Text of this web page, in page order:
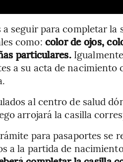
a seguir para completar
como: color de ojos,
particulares.
a su acta de
al centro de salud
arrojará la casilla
para pasaportes se
a la partida de